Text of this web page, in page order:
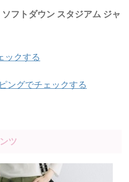
フトダウン スタジアム ジャ
ックする
ングでチェックする
ツ